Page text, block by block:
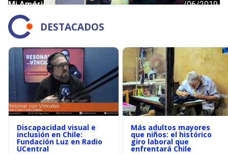
DESTACADOS
Discapacidad visual e
inclusión en Chile:
Fundación Luz en Radio
UCentral
Más adultos mayores
que niños: el histórico
giro laboral que
enfrentará Chile